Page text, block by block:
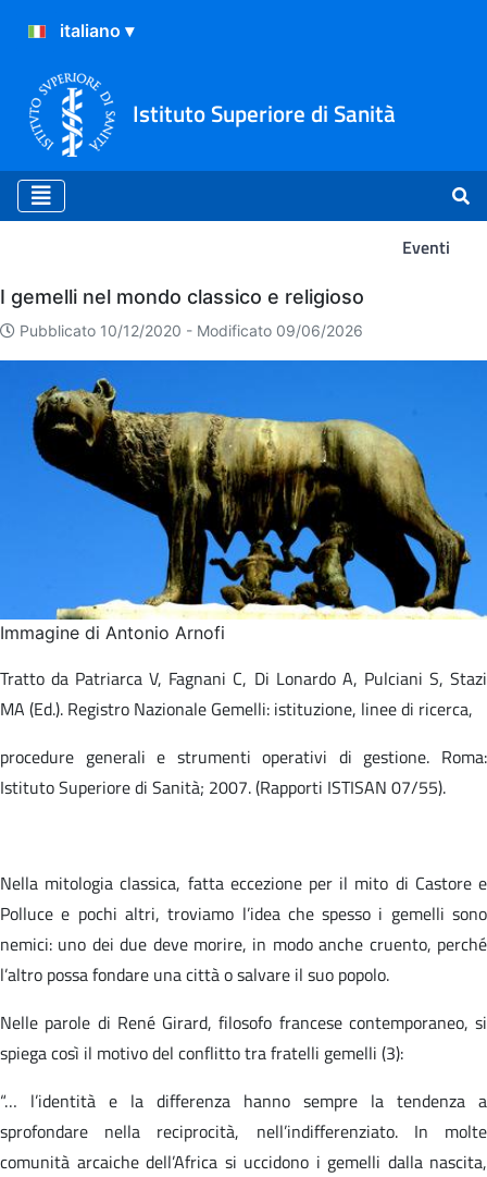
Istituto Superiore di Sanità
Eventi
Eventi
I gemelli nel mondo classico e religioso
Pubblicato 10/12/2020 - Modificato 09/06/2026
Immagine di Antonio Arnofi
Tratto da Patriarca V, Fagnani C, Di Lonardo A, Pulciani S, Stazi
MA (Ed.). Registro Nazionale Gemelli: istituzione, linee di ricerca,​
procedure generali e strumenti operativi di gestione. Roma:
Istituto Superiore di Sanità; 2007. (Rapporti ISTISAN 07/55).​
Nella mitologia classica, fatta eccezione per il mito di Castore e
Polluce e pochi altri, troviamo l’idea che spesso i gemelli sono
nemici: uno dei due deve morire, in modo anche cruento, perché
l’altro possa fondare una città o salvare il suo popolo.
Nelle parole di René Girard, filosofo francese contemporaneo, si
spiega così il motivo del conflitto tra fratelli gemelli (3):
“… l’identità e la differenza hanno sempre la tendenza a
sprofondare nella reciprocità, nell’indifferenziato. In molte
comunità arcaiche dell’Africa si uccidono i gemelli dalla nascita,